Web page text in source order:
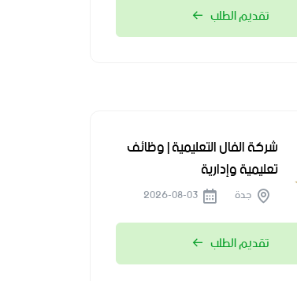
تقديم الطلب
شركة الفال التعليمية | وظائف
تعليمية وإدارية
جدة
تقديم الطلب